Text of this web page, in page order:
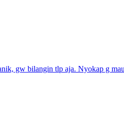
gw bilangin tlp aja. Nyokap g